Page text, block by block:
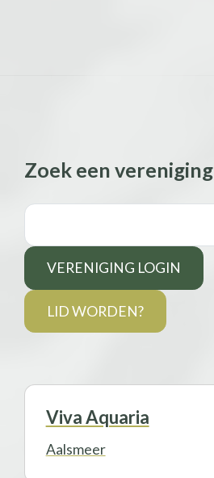
Zoek een vereniging
VERENIGING LOGIN
LID WORDEN?
Viva Aquaria
Aalsmeer